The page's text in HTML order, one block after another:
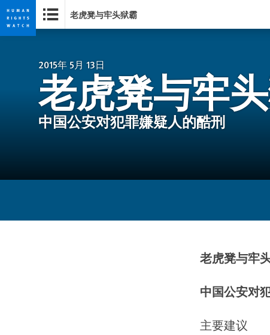
Skip
Skip
老虎凳与牢头狱霸
2015年 5月 13日
老虎凳与牢
中国公安对犯罪嫌疑人的酷刑
老虎凳与牢
中国公安对
主要建议